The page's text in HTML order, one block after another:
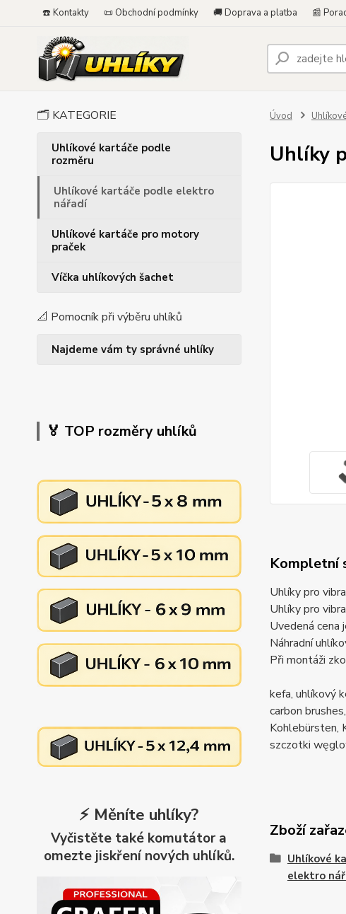
☎️ Kontakty 📜 Obchodní podmínky 🚚 Doprava a platba 📰
🗂️ KATEGORIE
Uhlíkové kartáče podle
rozměru
Uhlíkové kartáče podle elektro
nářadí
Uhlíkové kartáče pro motory
praček
Víčka uhlíkových šachet
📐 Pomocník při výběru uhlíků
Najdeme vám ty správné uhlíky
🏅 TOP rozměry uhlíků
⚡ Měníte uhlíky?
Vyčistěte také komutátor a
omezte jiskření nových uhlíků.
Úvod
Uhlíky
Kompletní
Uhlíky pro
Uhlíky pro
Uvedená cena
Náhradní
Při montáži
kefa, uhlíkový
carbon
szczotki
Zboží
Uhlíkové
elektro